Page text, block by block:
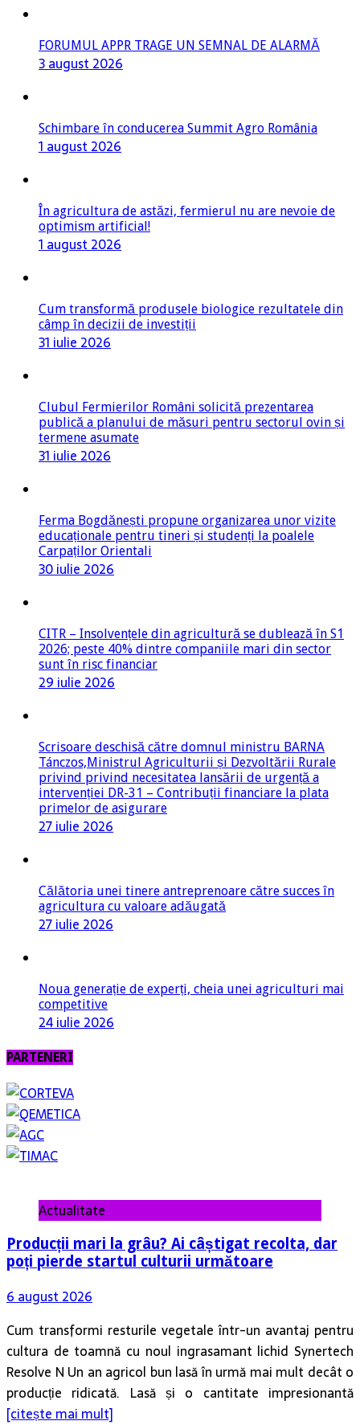
FORUMUL APPR TRAGE UN SEMNAL DE ALARMĂ
3 august 2026
Schimbare în conducerea Summit Agro România
1 august 2026
În agricultura de astăzi, fermierul nu are nevoie de
optimism artificial!
1 august 2026
Cum transformă produsele biologice rezultatele din
câmp în decizii de investiții
31 iulie 2026
Clubul Fermierilor Români solicită prezentarea
publică a planului de măsuri pentru sectorul ovin și
termene asumate
31 iulie 2026
Ferma Bogdănești propune organizarea unor vizite
educaționale pentru tineri și studenți la poalele
Carpaților Orientali
30 iulie 2026
CITR – Insolvențele din agricultură se dublează în S1
2026; peste 40% dintre companiile mari din sector
sunt în risc financiar
29 iulie 2026
Scrisoare deschisă către domnul ministru BARNA
Tánczos,Ministrul Agriculturii și Dezvoltării Rurale
privind privind necesitatea lansării de urgență a
intervenției DR-31 – Contribuții financiare la plata
primelor de asigurare
27 iulie 2026
Călătoria unei tinere antreprenoare către succes în
agricultura cu valoare adăugată
27 iulie 2026
Noua generație de experți, cheia unei agriculturi mai
competitive
24 iulie 2026
PARTENERI
Actualitate
Producții mari la grâu? Ai câștigat recolta, dar
poți pierde startul culturii următoare
6 august 2026
Cum transformi resturile vegetale într-un avantaj pentru
cultura de toamnă cu noul ingrasamant lichid Synertech
Resolve N Un an agricol bun lasă în urmă mai mult decât o
producție ridicată. Lasă și o cantitate impresionantă
[citește mai mult]